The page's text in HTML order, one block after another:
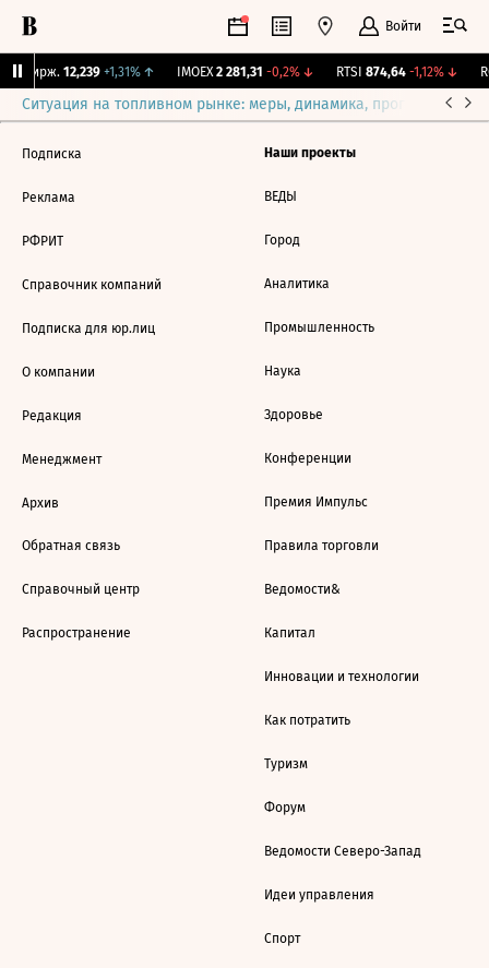
Войти
Бирж. 12,239 +1,31%↑ IMOEX 2 281,31 -0,2%↓ RTSI 874,64 -1,12%↓
Ситуация на топливном рынке: меры, динамика, прогнозы
Подписка
Реклама
РФРИТ
Справочник компаний
Подписка для юр.лиц
О компании
Редакция
Менеджмент
Архив
Обратная связь
Справочный центр
Распространение
Наши проекты
ВЕДЫ
Город
Аналитика
Промышленность
Наука
Здоровье
Конференции
Премия Импульс
Правила торговли
Ведомости&
Капитал
Инновации и технологии
Как потратить
Туризм
Форум
Ведомости Северо-Запад
Идеи управления
Спорт